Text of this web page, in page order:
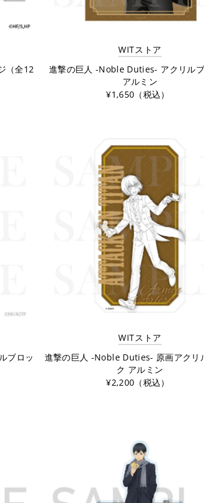
（全12
WITストア
進撃の巨人 -Noble Duties- アクリル
アルミン
¥1,650（税込）
ブロッ
WITストア
進撃の巨人 -Noble Duties- 原画アクリ
ク アルミン
¥2,200（税込）